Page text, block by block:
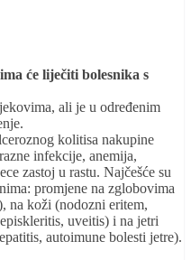
će liječiti bolesnika s
ali je u određenim
kolitisa nakupine
infekcije, anemija,
zastoj u rastu. Najčešće su
promjene na zglobovima
na koži (nodozni eritem,
uveitis) i na jetri
autoimune bolesti jetre).